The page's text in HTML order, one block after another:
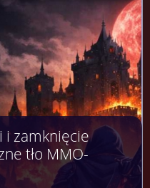
i zamknięcie
tło MMO-